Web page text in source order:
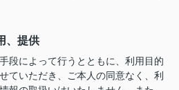
、提供
段によって行うとともに、利用目的
ていただき、ご本人の同意なく、利